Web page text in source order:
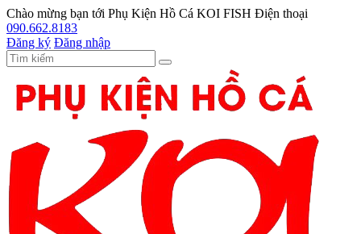
Chào mừng bạn tới Phụ Kiện Hồ Cá KOI FISH Điện thoại
090.662.8183
Đăng ký Đăng nhập